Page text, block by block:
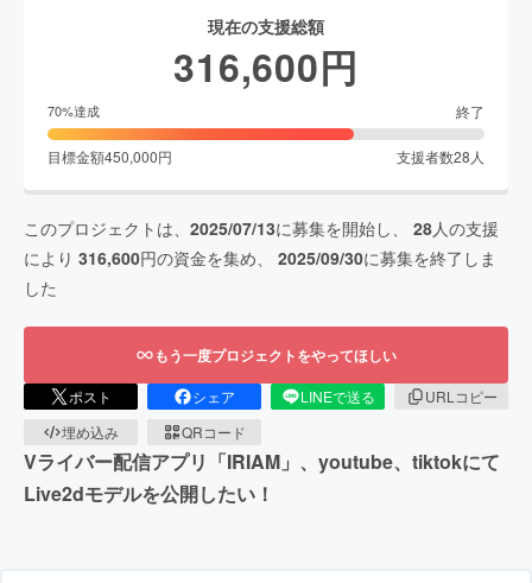
現在の支援総額
316,600円
70%達成 終了
目標金額450,000円 支援者数28 人
このプロジェクトは、 2025/07/13に募集を開始し、 28人の支援
により 316,600円の資金を集め、 2025/09/30に募集を終了しま
した
もう一度プロジェクトをやってほしい
ポスト シェア LINEで送る
URLコピー
埋め込み
QRコード
Vライバー配信アプリ「IRIAM」、youtube、tiktokにて
Live2dモデルを公開したい！